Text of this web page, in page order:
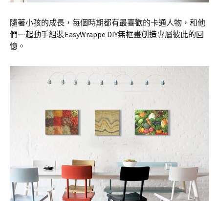
隨著小孩的成長，每個時期都有最喜歡的卡通人物，和他
們一起動手組裝EasyWrappe DIY無框畫創造專屬彼此的回
憶。